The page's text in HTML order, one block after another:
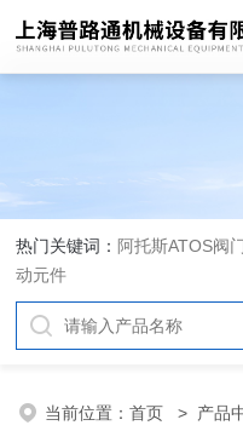
热门关键词： 阿托斯ATOS阀
动元件
当前位置：首页 > 产品